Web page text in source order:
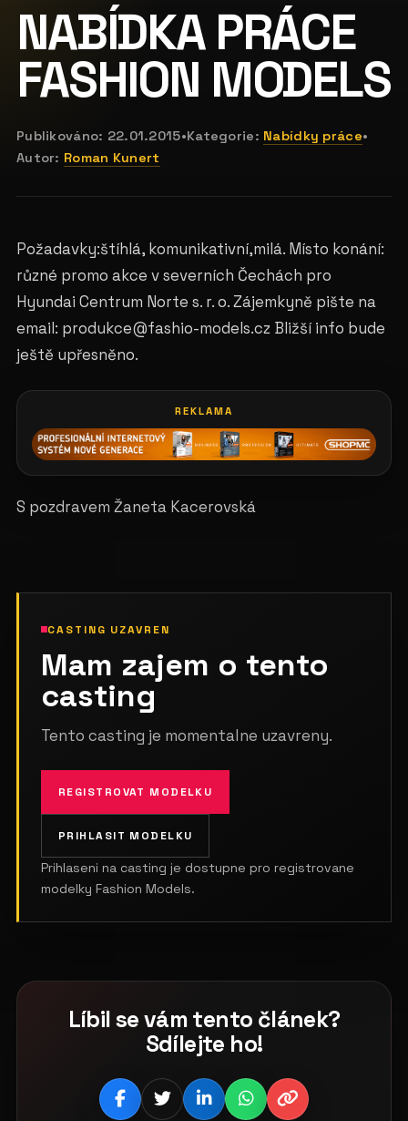
NABÍDKA PRÁCE
FASHION MODELS
Publikováno: 22.01.2015•Kategorie: Nabídky práce•
Autor: Roman Kunert
Požadavky:štíhlá, komunikativní,milá. Místo konání:
různé promo akce v severních Čechách pro
Hyundai Centrum Norte s. r. o. Zájemkyně pište na
email: produkce@fashio-models.cz Bližší info bude
ještě upřesněno.
REKLAMA
S pozdravem Žaneta Kacerovská
CASTING UZAVREN
Mam zajem o tento
casting
Tento casting je momentalne uzavreny.
REGISTROVAT MODELKU
PRIHLASIT MODELKU
Prihlaseni na casting je dostupne pro registrovane
modelky Fashion Models.
Líbil se vám tento článek?
Sdílejte ho!